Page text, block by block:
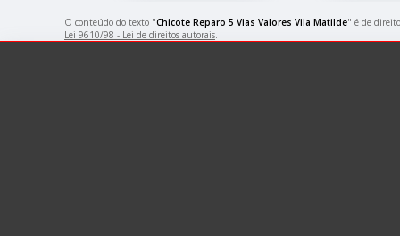
O conteúdo do texto "Chicote Reparo 5 Vias Valores Vila Matilde" é de
Lei 9610/98 - Lei de direitos autorais